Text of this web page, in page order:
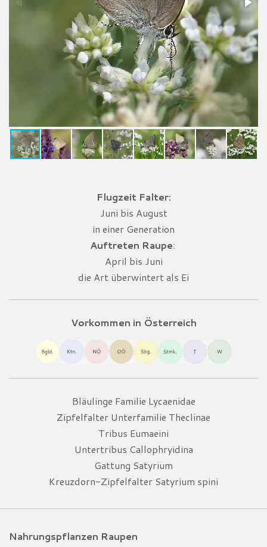
Flugzeit Falter:
Juni bis August
in einer Generation
Auftreten Raupe:
April bis Juni
die Art überwintert als Ei
Vorkommen in Österreich
Bläulinge Familie Lycaenidae
Zipfelfalter Unterfamilie Theclinae
Tribus Eumaeini
Untertribus Callophryidina
Gattung Satyrium
Kreuzdorn-Zipfelfalter Satyrium spini
Nahrungspflanzen Raupen